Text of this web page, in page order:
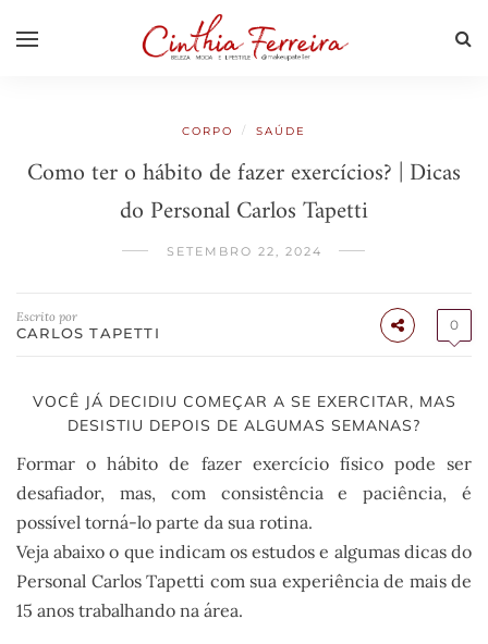
CORPO / SAÚDE
Como ter o hábito de fazer exercícios? | Dicas
do Personal Carlos Tapetti
SETEMBRO 22, 2024
Escrito por
CARLOS TAPETTI 0
VOCÊ JÁ DECIDIU COMEÇAR A SE EXERCITAR, MAS
DESISTIU DEPOIS DE ALGUMAS SEMANAS?
Formar o hábito de fazer exercício físico pode ser
desafiador, mas, com consistência e paciência, é
possível torná-lo parte da sua rotina.
Veja abaixo o que indicam os estudos e algumas dicas do
Personal Carlos Tapetti com sua experiência de mais de
15 anos trabalhando na área.